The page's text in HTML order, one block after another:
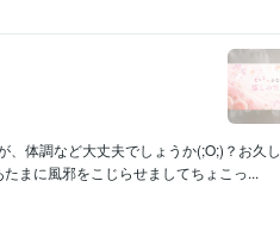
体調など大丈夫でしょうか(;O;)？お久
まに風邪をこじらせましてちょこっ...